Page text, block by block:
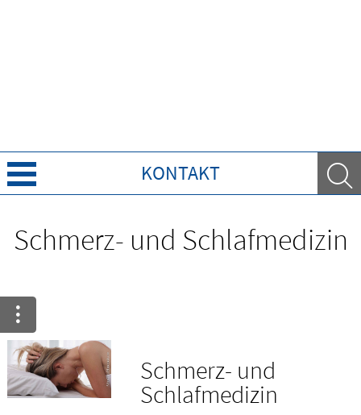
KONTAKT
Ratgeber
Krankheiten & Therapie
HOMÖOPATHIE
Schmerz- und Schlafmedizin
Schmerz- und
Schlafmedizin